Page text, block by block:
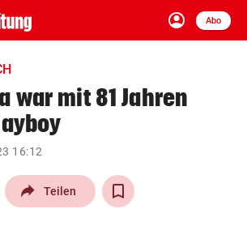
account_circle
Anmelden
Abo
close Schließen
arrow_right
war mit 81 Jahren
16:12
Teilen